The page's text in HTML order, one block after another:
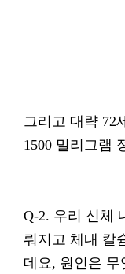
그리고 대략 72
1500 밀리그램
Q-2. 우리 신체
뤄지고 체내 칼
데요, 원인은 무